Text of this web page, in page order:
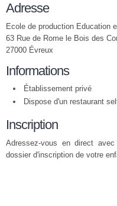
Adresse
Ecole de production Education
63 Rue de Rome le Bois des
27000 Évreux
Informations
Établissement privé
Dispose d'un restaurant
Inscription
Adressez-vous en direct
dossier d'inscription de votre